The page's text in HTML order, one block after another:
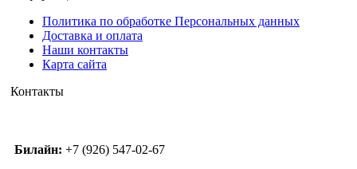
Политика по обработке Персональных данных
Доставка и оплата
Наши контакты
Карта сайта
Контакты
Билайн: +7 (926) 547-02-67